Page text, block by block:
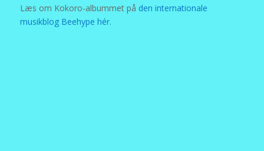
Læs om Kokoro-albummet på den internationale
musikblog Beehype hér.